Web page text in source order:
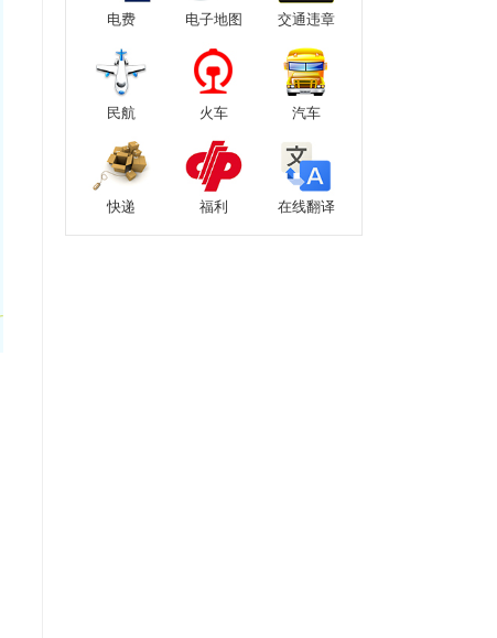
电费 电子地图 交通违章
民航 火车 汽车
快递 福利 在线翻译